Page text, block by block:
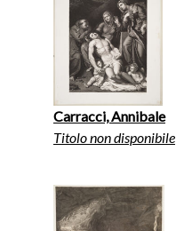
Carracci, Annibale
Titolo non disponibile